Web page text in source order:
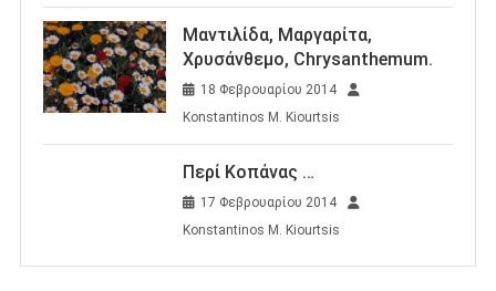
Μαντιλίδα, Μαργαρίτα,
Χρυσάνθεμο, Chrysanthemum.
18 Φεβρουαρίου 2014
Konstantinos M. Kiourtsis
Περί Κοπάνας …
17 Φεβρουαρίου 2014
Konstantinos M. Kiourtsis